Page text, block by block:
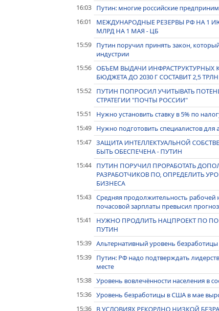
16:03
Путин: многие российские
16:01
МЕЖДУНАРОДНЫЕ РЕЗЕРВЫ РФ НА 1
МЛРД НА 1 МАЯ - ЦБ
15:59
Путин поручил принять закон,
индустрии
15:56 ОБЪЕМ ВЫДАЧИ ИНФРАСТРУКТУРНЫХ
БЮДЖЕТА ДО 2030 Г СОСТАВИТ 2,5
15:52
ПУТИН ПОПРОСИЛ УЧИТЫВАТЬ
СТРАТЕГИИ "ПОЧТЫ РОССИИ"
15:51
Нужно установить ставку в 5% по
15:49
Нужно подготовить специалистов
15:47 ЗАЩИТА ИНТЕЛЛЕКТУАЛЬНОЙ
БЫТЬ ОБЕСПЕЧЕНА - ПУТИН
15:44
ПУТИН ПОРУЧИЛ ПРОРАБОТАТЬ
РАЗРАБОТЧИКОВ ПО, ОПРЕДЕЛИТЬ
БИЗНЕСА
15:43 Средняя продолжительность рабочей
почасовой зарплаты превысил прогноз
15:41
НУЖНО ПРОДЛИТЬ НАЦПРОЕКТ ПО
ПУТИН
15:39 Альтернативный уровень
15:39
Путин: РФ надо подтверждать
месте
15:38 Уровень вовлечённости населения в
15:36 Уровень безработицы в США в мае
15:36
В УСЛОВИЯХ РЕКОРДНО НИЗКОЙ